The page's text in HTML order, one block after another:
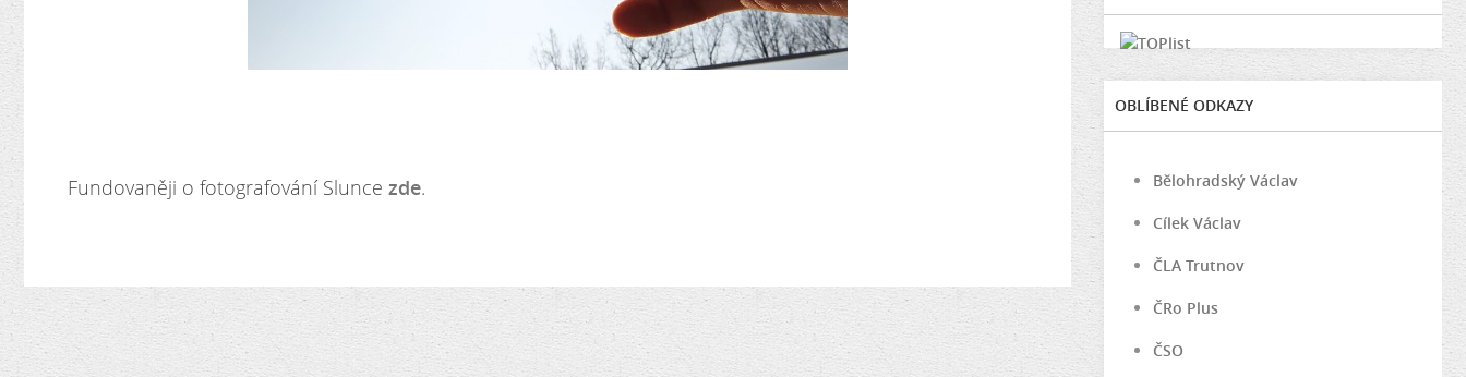
Fundovaněji o fotografování Slunce zde.
OBLÍBENÉ ODKAZY
Bělohradský Václav
Cílek Václav
ČLA Trutnov
ČRo Plus
ČSO